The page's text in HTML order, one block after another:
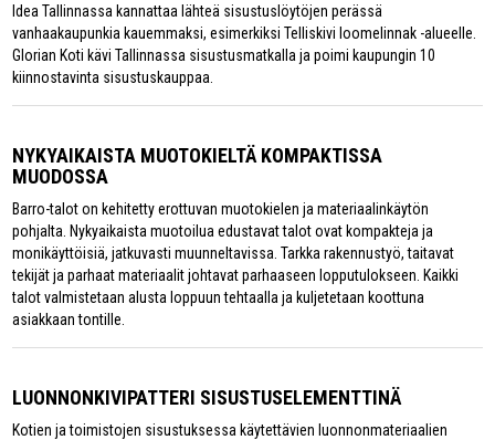
Idea Tallinnassa kannattaa lähteä sisustuslöytöjen perässä
vanhaakaupunkia kauemmaksi, esimerkiksi Telliskivi loomelinnak -alueelle.
Glorian Koti kävi Tallinnassa sisustusmatkalla ja poimi kaupungin 10
kiinnostavinta sisustuskauppaa.
NYKYAIKAISTA MUOTOKIELTÄ KOMPAKTISSA
MUODOSSA
Barro-talot on kehitetty erottuvan muotokielen ja materiaalinkäytön
pohjalta. Nykyaikaista muotoilua edustavat talot ovat kompakteja ja
monikäyttöisiä, jatkuvasti muunneltavissa. Tarkka rakennustyö, taitavat
tekijät ja parhaat materiaalit johtavat parhaaseen lopputulokseen. Kaikki
talot valmistetaan alusta loppuun tehtaalla ja kuljetetaan koottuna
asiakkaan tontille.
LUONNONKIVIPATTERI SISUSTUSELEMENTTINÄ
Kotien ja toimistojen sisustuksessa käytettävien luonnonmateriaalien